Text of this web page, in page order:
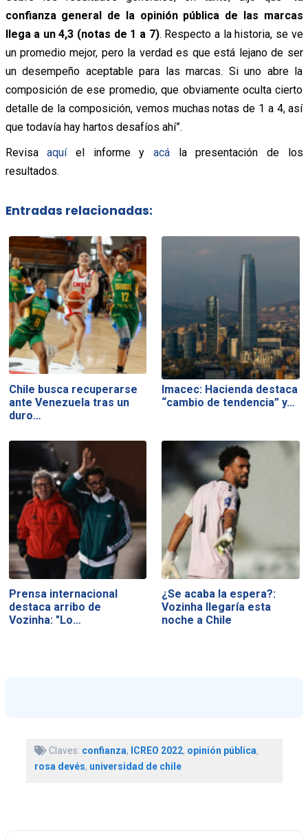
confianza general de la opinión pública de las marcas
llega a un 4,3 (notas de 1 a 7). Respecto a la historia, se ve
un promedio mejor, pero la verdad es que está lejano de ser
un desempeño aceptable para las marcas. Si uno abre la
composición de ese promedio, que obviamente oculta cierto
detalle de la composición, vemos muchas notas de 1 a 4, así
que todavía hay hartos desafíos ahí”.
Revisaaquí el informe y acá la presentación de los
resultados.
Entradas relacionadas:
Chile busca recuperarse
ante Venezuela tras un
duro…
Imacec: Hacienda destaca
“cambio de tendencia” y…
Prensa internacional
destaca arribo de
Vozinha: "Lo…
¿Se acaba la espera?:
Vozinha llegaría esta
noche a Chile
Claves: confianza, ICREO 2022, opinión pública,
rosa devés, universidad de chile